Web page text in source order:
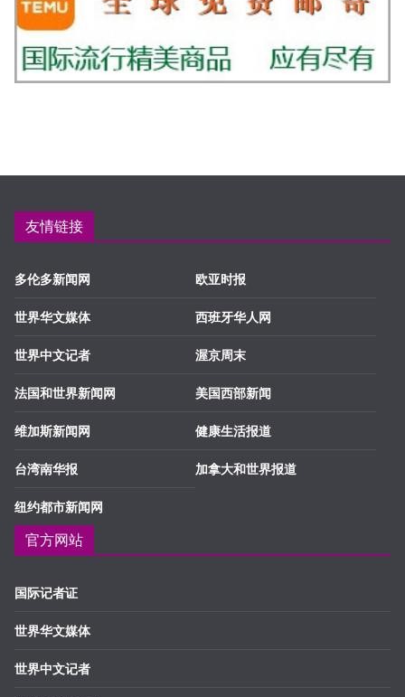
友情链接
多伦多新闻网
世界华文媒体
世界中文记者
法国和世界新闻网
维加斯新闻网
台湾南华报
纽约都市新闻网
欧亚时报
西班牙华人网
渥京周末
美国西部新闻
健康生活报道
加拿大和世界报道
官方网站
国际记者证
世界华文媒体
世界中文记者